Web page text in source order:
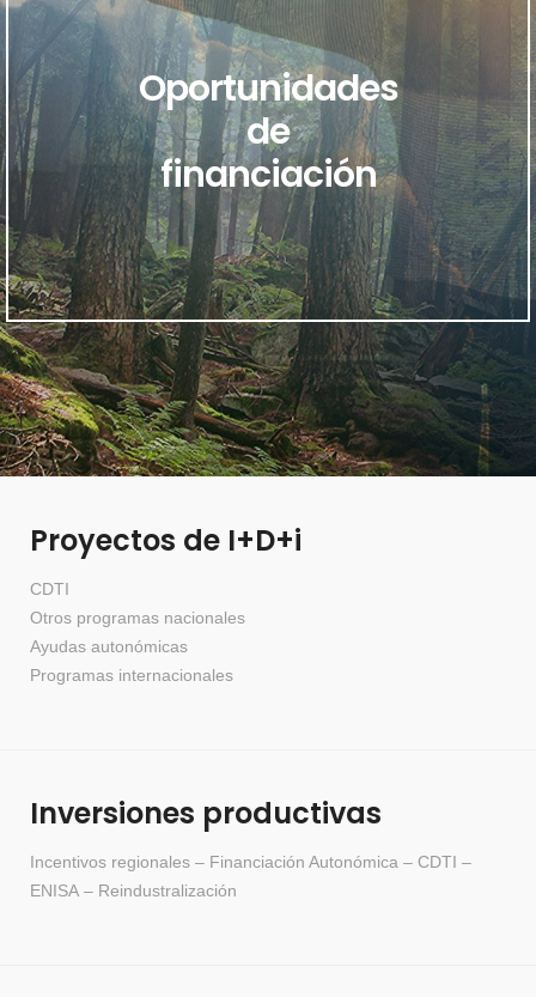
Oportunidades
de
financiación
Proyectos de I+D+i
CDTI
Otros programas nacionales
Ayudas autonómicas
Programas internacionales
Inversiones productivas
Incentivos regionales – Financiación Autonómica – CDTI –
ENISA – Reindustralización